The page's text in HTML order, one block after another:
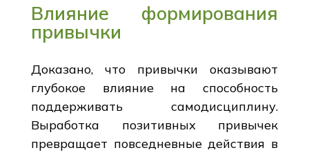
Влияние формирования
привычки
Доказано, что привычки оказывают
глубокое влияние на способность
поддерживать самодисциплину.
Выработка позитивных привычек
превращает повседневные действия в